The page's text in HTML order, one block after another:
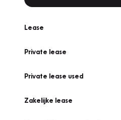
Lease
Private lease
Private lease used
Zakelijke lease